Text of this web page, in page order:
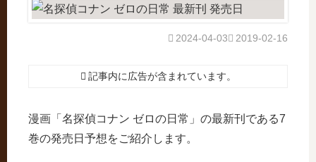
2019-02-16
2024-04-03
記事内に広告が含まれています。
漫画「名探偵コナン ゼロの日常」の最新刊である7
巻の発売日予想をご紹介します。